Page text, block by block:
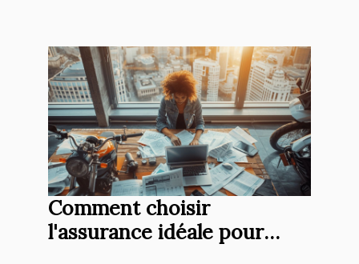
Comment choisir
l'assurance idéale pour